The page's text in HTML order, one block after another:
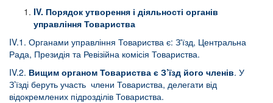
IV. Порядок утворення і діяльності органів
управління Товариства
IV.1. Органами управління Товариства є: З'їзд, Центральна
Рада, Президія та Ревізійна комісія Товариства.
IV.2. Вищим органом Товариства є З’їзд його членів. У
З’їзді беруть участь члени Товариства, делегати від
відокремлених підрозділів Товариства.